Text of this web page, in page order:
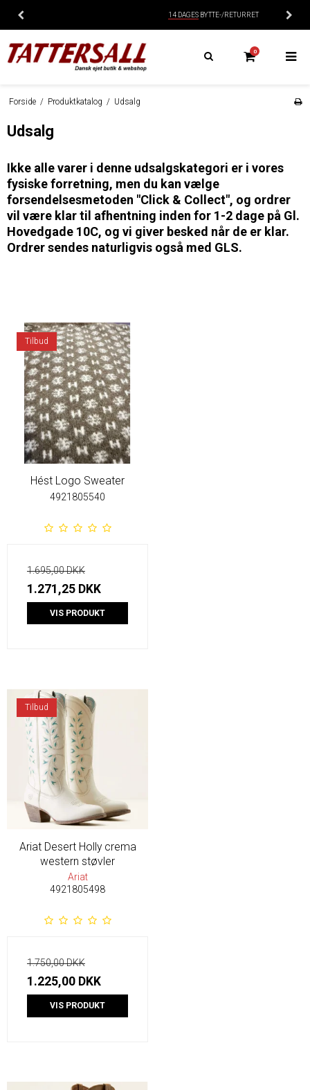
BYTTE-/RETURRET
0
Forside / Produktkatalog / Udsalg
Udsalg
Ikke alle varer i denne udsalgskategori er i vores
fysiske forretning, men du kan vælge
forsendelsesmetoden "Click & Collect", og ordrer
vil være klar til afhentning inden for 1-2 dage på Gl.
Hovedgade 10C, og vi giver besked når de er klar.
Ordrer sendes naturligvis også med GLS.
Tilbud
Hést Logo Sweater
4921805540
1.695,00 DKK
1.271,25 DKK
VIS PRODUKT
Tilbud
Ariat Desert Holly crema
western støvler
Ariat
4921805498
1.750,00 DKK
1.225,00 DKK
VIS PRODUKT